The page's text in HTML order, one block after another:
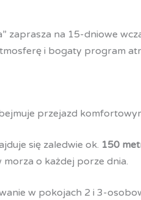
zaprasza na 15-dniowe
i bogaty program
przejazd
się zaledwie ok. 150
o każdej porze dnia.
w pokojach 2 i 3-